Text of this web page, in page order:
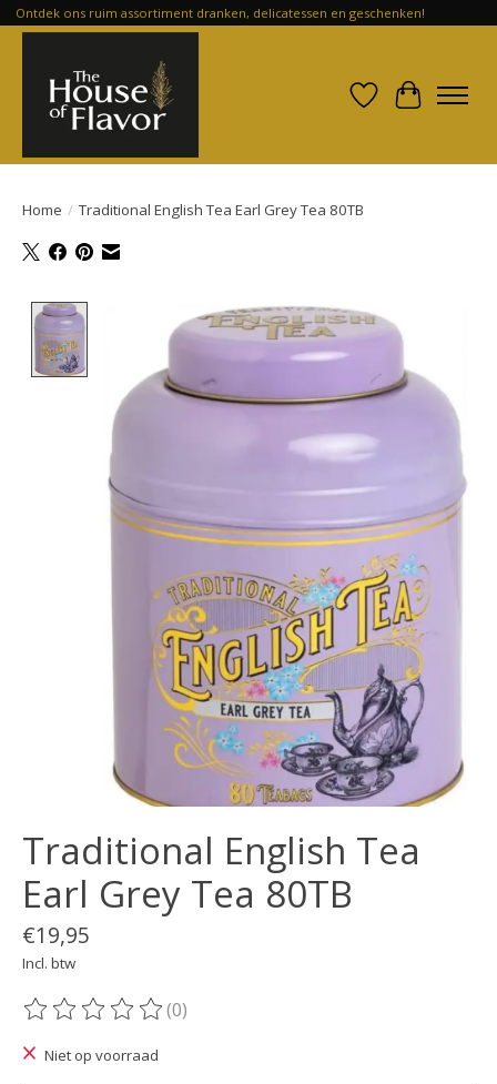
Ontdek ons ruim assortiment dranken, delicatessen en geschenken!
Verlanglijst
Home / Traditional English Tea Earl Grey Tea 80TB
Product image slideshow Items
Traditional English Tea
Earl Grey Tea 80TB
€19,95
Incl. btw
De beoordeling van dit product is
(0)
Niet op voorraad